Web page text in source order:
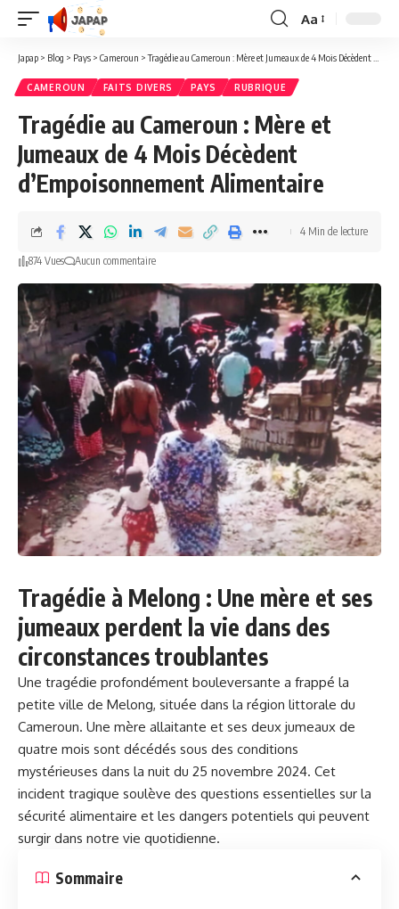
Redimensionner
la
Aa
Japap > Blog > Pays > Cameroun >Tragédie au Cameroun : Mère et Jumeaux de 4 Mois Décèdent d’Empoisonnement Alimentaire
CAMEROUN FAITS DIVERS PAYS RUBRIQUE
Tragédie au Cameroun : Mère et
Jumeaux de 4 Mois Décèdent
d’Empoisonnement Alimentaire
874 Vues Aucun commentaire
4 Min de lecture
Tragédie à Melong : Une mère et ses
jumeaux perdent la vie dans des
circonstances troublantes
Une tragédie profondément bouleversante a frappé la
petite ville de Melong, située dans la région littorale du
Cameroun. Une mère allaitante et ses deux jumeaux de
quatre mois sont décédés sous des conditions
mystérieuses dans la nuit du 25 novembre 2024. Cet
incident tragique soulève des questions essentielles sur la
sécurité alimentaire et les dangers potentiels qui peuvent
surgir dans notre vie quotidienne.
Sommaire